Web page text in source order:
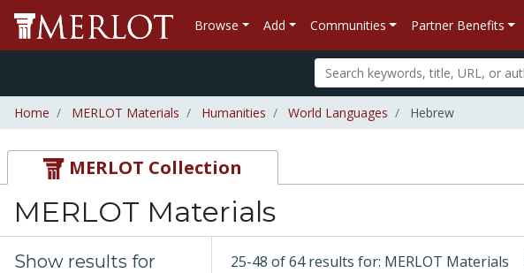
Browse Add Communities Partner Benefits
Home MERLOT Materials Humanities World Languages Hebrew
MERLOT Collection
MERLOT Materials
Show results for 25-48 of 64 results for: MERLOT Materials